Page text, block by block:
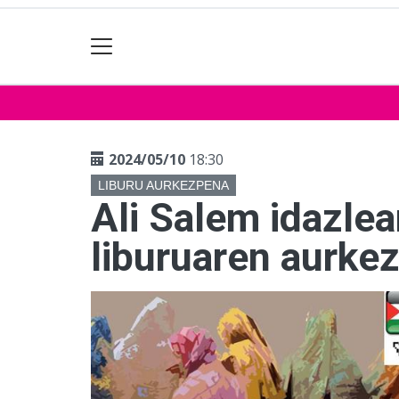
2024/05/10 18:30
LIBURU AURKEZPENA
Ali Salem
liburuaren